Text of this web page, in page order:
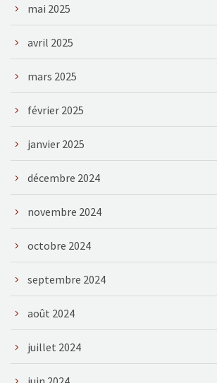
mai 2025
avril 2025
mars 2025
février 2025
janvier 2025
décembre 2024
novembre 2024
octobre 2024
septembre 2024
août 2024
juillet 2024